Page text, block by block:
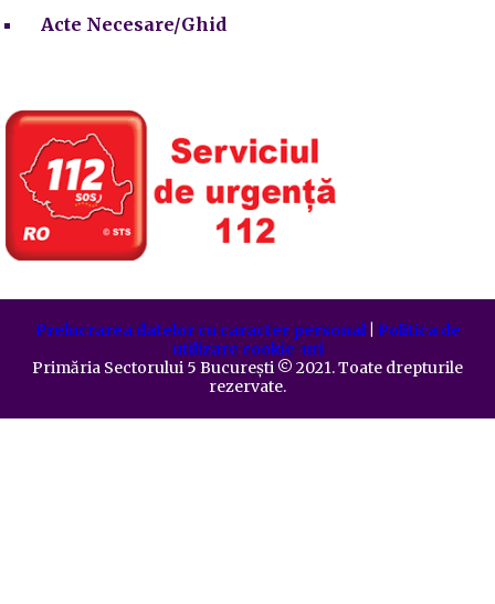
Acte Necesare/Ghid
Prelucrarea datelor cu caracter personal| Politica de
utilizare cookie-uri
Primăria Sectorului 5 București ©️ 2021. Toate drepturile
rezervate.